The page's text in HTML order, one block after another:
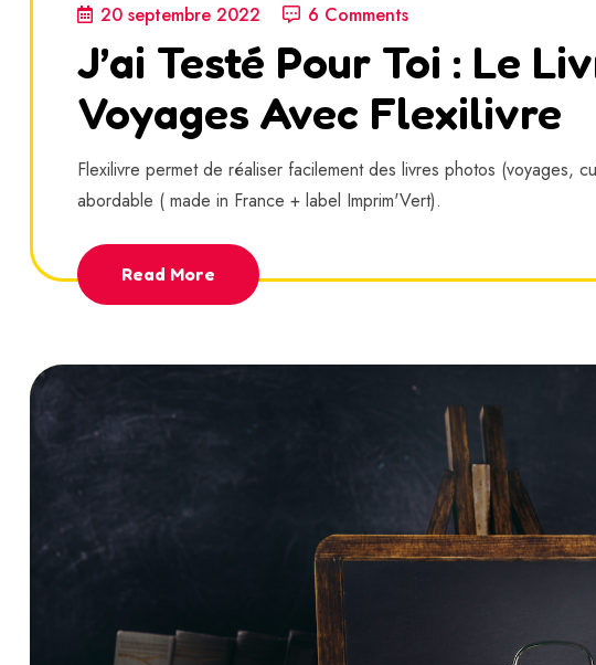
20 septembre 2022 6 Comments
J’ai Testé Pour Toi : Le
Voyages Avec Flexilivre
Flexilivre permet de réaliser facilement des livres photos (voyages,
abordable ( made in France + label Imprim'Vert).
Read More